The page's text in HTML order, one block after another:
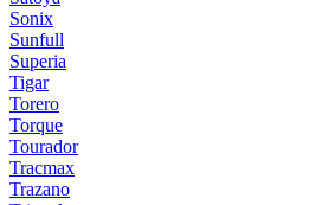
Sonix
Sunfull
Superia
Tigar
Torero
Torque
Tourador
Tracmax
Trazano